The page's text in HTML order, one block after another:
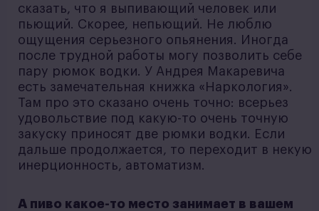
сказать, что я выпивающий человек или
пьющий. Скорее, непьющий. Не люблю
ощущения серьезного опьянения. Иногда
после трудной работы могу позволить себе
пару рюмок водки. У Андрея Макаревича
есть замечательная книжка «Наркология».
Там про это сказано очень точно: всерьез
удовольствие под какую-то очень точную
закуску приносят две рюмки водки. Если
дальше продолжается, то переходит в некую
инерционность, автоматизм.
А пиво какое-то место занимает в вашем